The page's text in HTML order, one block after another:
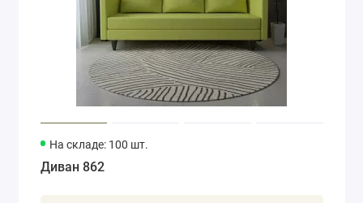
На складе: 100 шт.
Диван 862